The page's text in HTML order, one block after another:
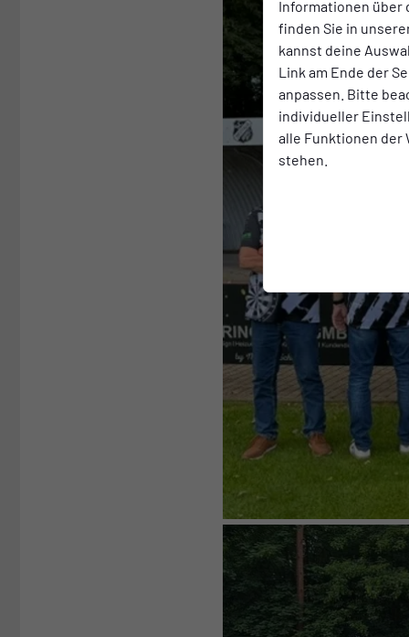
Informationen über
finden Sie in
kannst deine
Link am Ende der
anpassen. Bitte
individueller
alle Funktionen der
stehen.